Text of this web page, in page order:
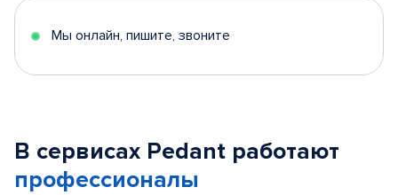
Мы онлайн, пишите, звоните
В сервисах Pedant работают
профессионалы